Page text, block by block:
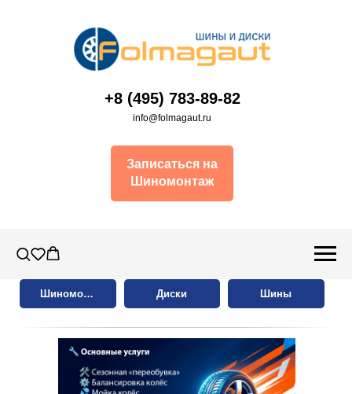
+8 (495) 783-89-82
info@folmagaut.ru
Записаться на
Шиномонтаж
Шиномонтаж Диски Шины